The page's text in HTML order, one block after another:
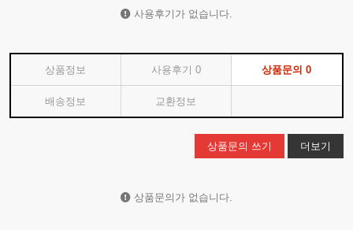
사용후기가 없습니다.
상품정보 사용후기 0 상품문의0
배송정보 교환정보
상품문의 쓰기 더보기
상품문의가 없습니다.